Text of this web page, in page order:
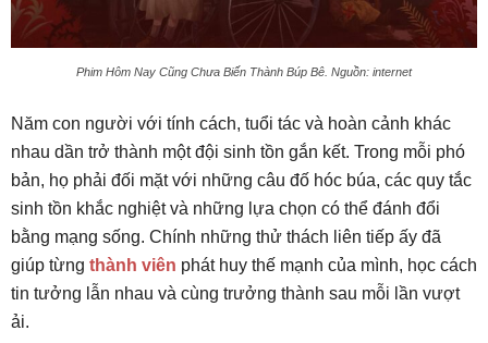
Phim Hôm Nay Cũng Chưa Biến Thành Búp Bê. Nguồn: internet
Năm con người với tính cách, tuổi tác và hoàn cảnh khác
nhau dần trở thành một đội sinh tồn gắn kết. Trong mỗi phó
bản, họ phải đối mặt với những câu đố hóc búa, các quy tắc
sinh tồn khắc nghiệt và những lựa chọn có thể đánh đổi
bằng mạng sống. Chính những thử thách liên tiếp ấy đã
giúp từng thành viên phát huy thế mạnh của mình, học cách
tin tưởng lẫn nhau và cùng trưởng thành sau mỗi lần vượt
ải.